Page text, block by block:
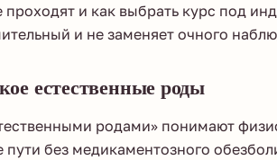
проходят и как выбрать курс под
и не заменяет очного
естественные роды
родами» понимают
пути без медикаментозного